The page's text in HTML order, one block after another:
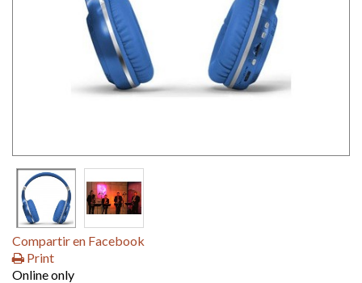
Compartir en Facebook
Print
Online only